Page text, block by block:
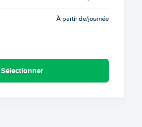
À partir de/journée
Sélectionner